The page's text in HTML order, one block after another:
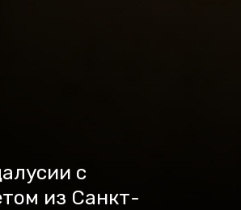
с
из Санкт-